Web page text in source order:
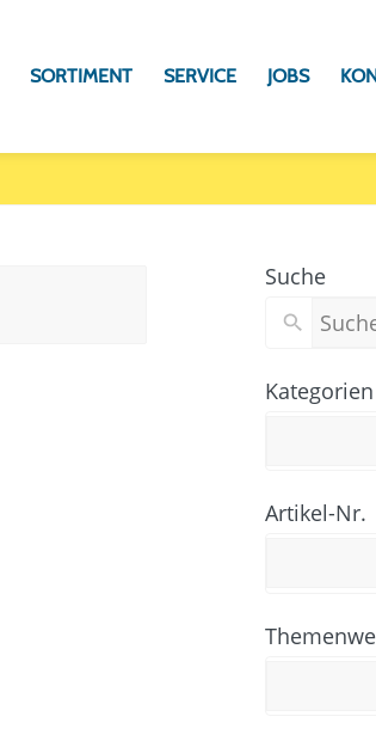
SORTIMENT SERVICE JOBS
Suche
Kategorien
97
Artikel-Nr.
100
2